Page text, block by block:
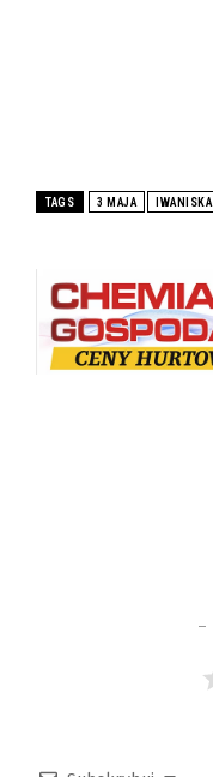
TAGS 3 MAJA IWANISKA